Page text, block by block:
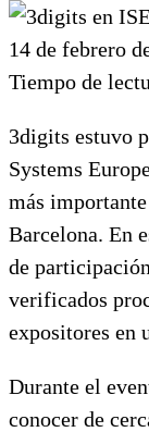
14 de febrero
Tiempo de
3digits estuvo
Systems
más
Barcelona. En
de
verificados
expositores en
Durante el
conocer de